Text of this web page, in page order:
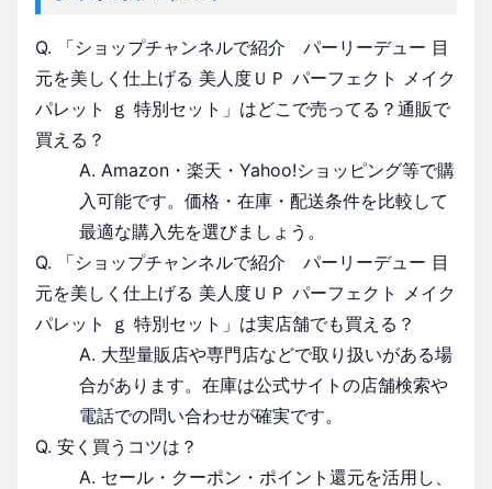
Q. 「ショップチャンネルで紹介 パーリーデュー 目
元を美しく仕上げる 美人度ＵＰ パーフェクト メイク
パレット ｇ 特別セット」はどこで売ってる？通販で
買える？
A. Amazon・楽天・Yahoo!ショッピング等で購
入可能です。価格・在庫・配送条件を比較して
最適な購入先を選びましょう。
Q. 「ショップチャンネルで紹介 パーリーデュー 目
元を美しく仕上げる 美人度ＵＰ パーフェクト メイク
パレット ｇ 特別セット」は実店舗でも買える？
A. 大型量販店や専門店などで取り扱いがある場
合があります。在庫は公式サイトの店舗検索や
電話での問い合わせが確実です。
Q. 安く買うコツは？
A. セール・クーポン・ポイント還元を活用し、